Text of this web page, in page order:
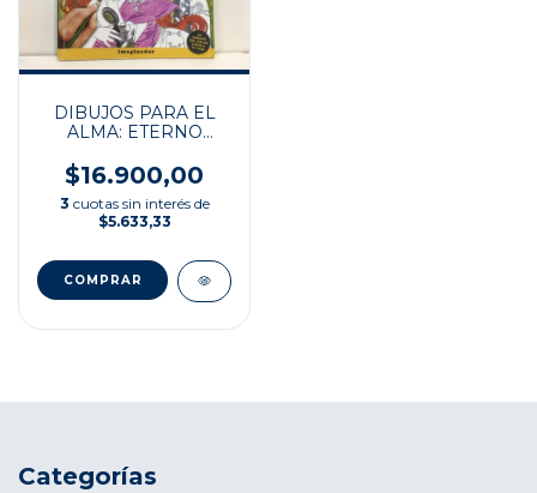
DIBUJOS PARA EL
ALMA: ETERNO
NOUVEAU
$16.900,00
3 cuotas sin interés de
$5.633,33
Categorías